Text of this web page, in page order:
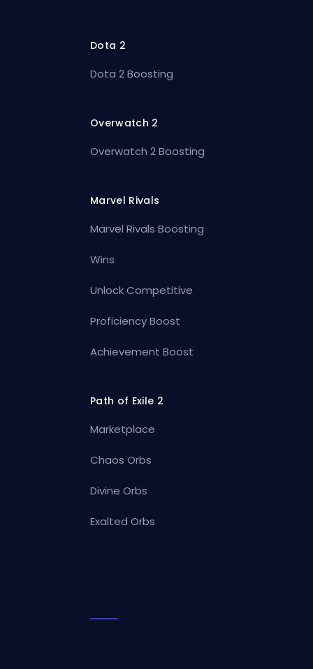
Dota 2
Dota 2 Boosting
Overwatch 2
Overwatch 2 Boosting
Marvel Rivals
Marvel Rivals Boosting
Wins
Unlock Competitive
Proficiency Boost
Achievement Boost
Path of Exile 2
Marketplace
Chaos Orbs
Divine Orbs
Exalted Orbs